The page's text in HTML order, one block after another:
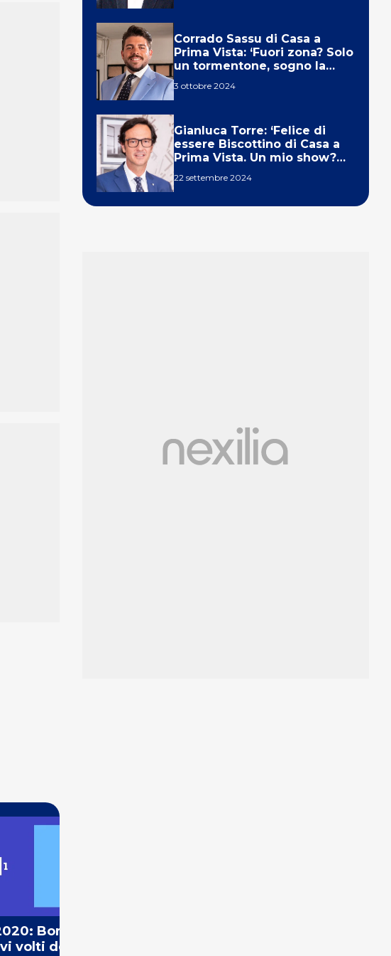
Bortone
volti del
Corrado Sassu di Casa a
Prima Vista: ‘Fuori zona? Solo
un tormentone, sogno la
3 ottobre 2024
Gianluca Torre: ‘Felice di
essere Biscottino di Casa a
Prima Vista. Un mio show?
22 settembre 2024